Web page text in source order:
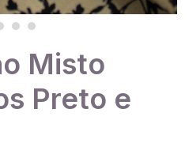
Misto
Preto e